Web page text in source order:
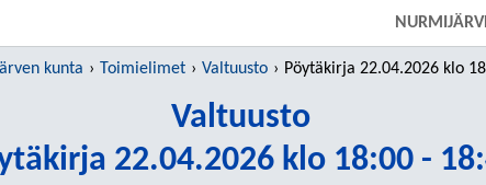
kunta Toimielimet Valtuusto Pöytäkirja 22.04.2026 klo 18:00 -
Valtuusto
22.04.2026 klo 18:00 -